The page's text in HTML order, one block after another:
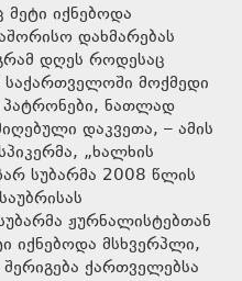
იქნებოდა
დახმარებას
დღეს როდესაც
მოქმედი
პატრონები, ნათლად
დაკვეთა, – ამის
„ხალხის
სუბარმა 2008 წლის
ჟურნალისტებთან
იქნებოდა მსხვერპლი,
ქართველებსა